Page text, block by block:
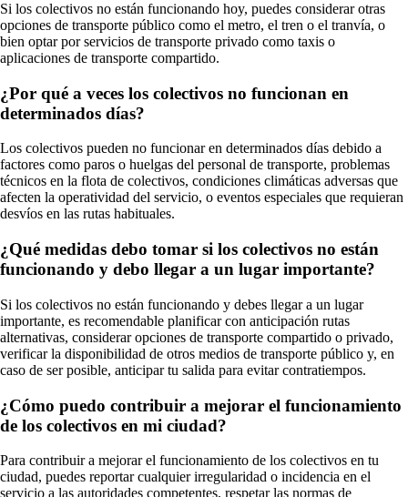
Si los colectivos no están funcionando hoy, puedes considerar otras
opciones de transporte público como el metro, el tren o el tranvía, o
bien optar por servicios de transporte privado como taxis o
aplicaciones de transporte compartido.
¿Por qué a veces los colectivos no funcionan en
determinados días?
Los colectivos pueden no funcionar en determinados días debido a
factores como paros o huelgas del personal de transporte, problemas
técnicos en la flota de colectivos, condiciones climáticas adversas que
afecten la operatividad del servicio, o eventos especiales que requieran
desvíos en las rutas habituales.
¿Qué medidas debo tomar si los colectivos no están
funcionando y debo llegar a un lugar importante?
Si los colectivos no están funcionando y debes llegar a un lugar
importante, es recomendable planificar con anticipación rutas
alternativas, considerar opciones de transporte compartido o privado,
verificar la disponibilidad de otros medios de transporte público y, en
caso de ser posible, anticipar tu salida para evitar contratiempos.
¿Cómo puedo contribuir a mejorar el funcionamiento
de los colectivos en mi ciudad?
Para contribuir a mejorar el funcionamiento de los colectivos en tu
ciudad, puedes reportar cualquier irregularidad o incidencia en el
servicio a las autoridades competentes, respetar las normas de